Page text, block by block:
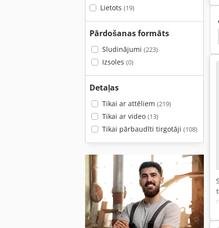
Lietots (19)
Pārdošanas formāts
Sludinājumi (223)
Izsoles (0)
Detaļas
Tikai ar attēliem (219)
Tikai ar video (13)
Tikai pārbaudīti tirgotāji (108)
Leit Vārpsta Virpa Multi Vārpsta Virpa